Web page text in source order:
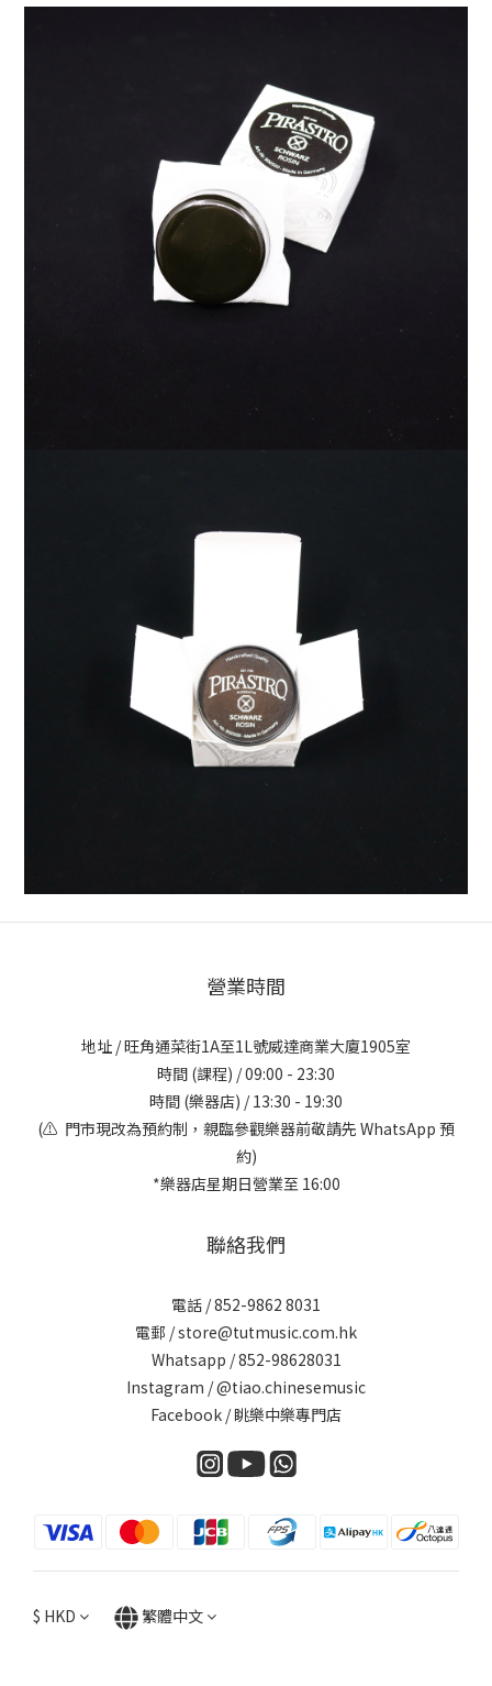
營業時間
地址 / 旺角通菜街1A至1L號威達商業大廈1905室
時間 (課程) / 09:00 - 23:30
時間 (樂器店) / 13:30 - 19:30
(⚠️ 門市現改為預約制，親臨參觀樂器前敬請先 WhatsApp 預
約)
*樂器店星期日營業至 16:00
聯絡我們
電話 / 852-9862 8031
電郵 / store@tutmusic.com.hk
Whatsapp /852-98628031
Instagram / @tiao.chinesemusic
Facebook / 眺樂中樂專門店
$ HKD 繁體中文